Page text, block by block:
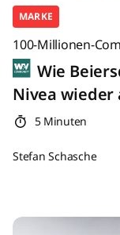
MARKE
100-Millionen-
Wie
Nivea
5 Minuten
Stefan Schasche